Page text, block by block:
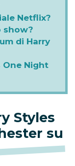
Netflix?
show?
di Harry
One Night
Styles
su